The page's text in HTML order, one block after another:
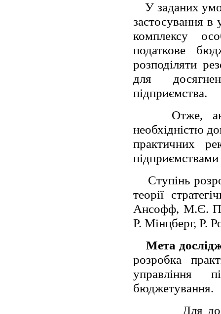
У заданих
застосування в
комплексу
податкове
розподіляти
для
підприємства.
Отже,
необхідністю
практичних
Ступінь
теорії
Ансофф, М.Є.
Р. Мінцберг, Р.
Мета
розробка
управління
бюджетування.
Для